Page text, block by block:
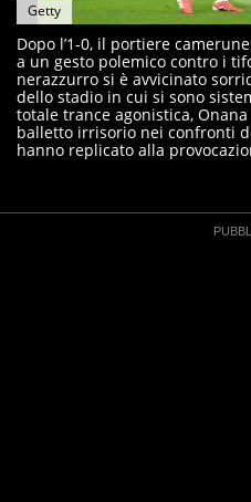
Getty
Dopo l’1-0, il portiere
a un gesto polemico contro i
nerazzurro si è avvicinato
dello stadio in cui si sono
totale trance agonistica,
balletto irrisorio nei confronti
hanno replicato alla